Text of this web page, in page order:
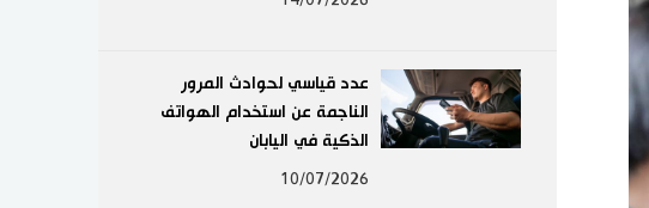
عدد قياسي لحوادث المرور
الناجمة عن استخدام الهواتف
الذكية في اليابان
10/07/2026